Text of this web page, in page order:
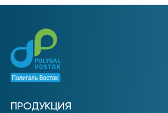
ПРОДУКЦИЯ